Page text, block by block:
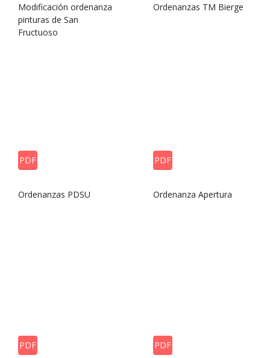
Modificación ordenanza
pinturas de San
Fructuoso
Ordenanzas TM Bierge
PDF
Ordenanzas PDSU
PDF
Ordenanza Apertura
PDF PDF